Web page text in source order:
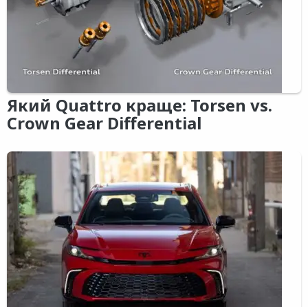
Який Quattro краще: Torsen vs.
Crown Gear Differential